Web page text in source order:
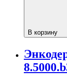
В корзину